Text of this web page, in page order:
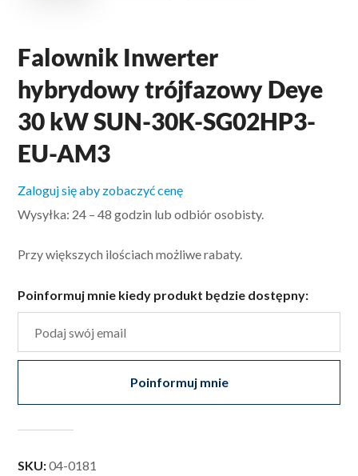
Falownik Inwerter
hybrydowy trójfazowy Deye
30 kW SUN-30K-SG02HP3-
EU-AM3
Zaloguj się aby zobaczyć cenę
Wysyłka: 24 – 48 godzin lub odbiór osobisty.
Przy większych ilościach możliwe rabaty.
Poinformuj mnie kiedy produkt będzie dostępny:
Poinformuj mnie
SKU:04-0181